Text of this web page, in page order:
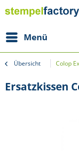
Menü
Übersicht Colop
Ersatzkissen